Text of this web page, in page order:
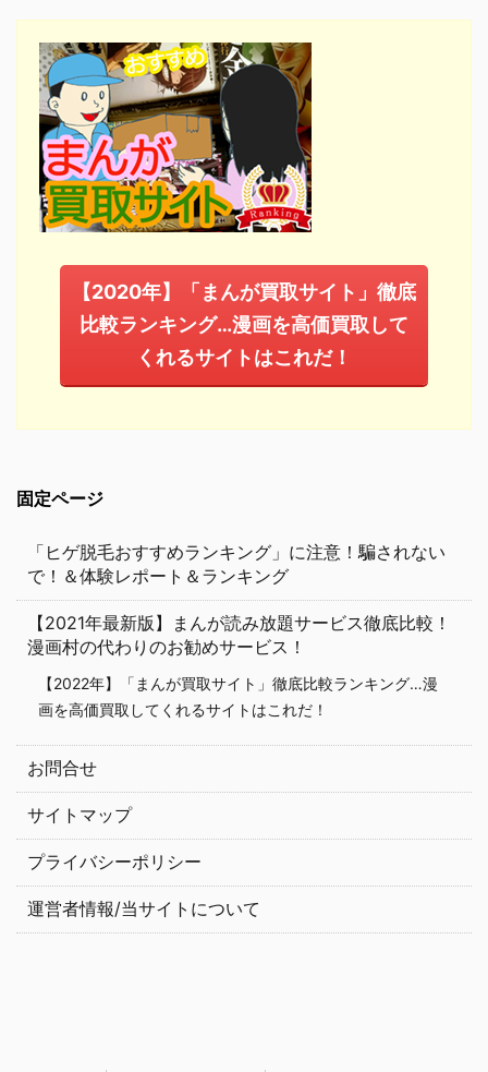
【2020年】「まんが買取サイト」徹底
比較ランキング…漫画を高価買取して
くれるサイトはこれだ！
固定ページ
「ヒゲ脱毛おすすめランキング」に注意！騙されない
で！＆体験レポート＆ランキング
【2021年最新版】まんが読み放題サービス徹底比較！
漫画村の代わりのお勧めサービス！
【2022年】「まんが買取サイト」徹底比較ランキング…漫
画を高価買取してくれるサイトはこれだ！
お問合せ
サイトマップ
プライバシーポリシー
運営者情報/当サイトについて